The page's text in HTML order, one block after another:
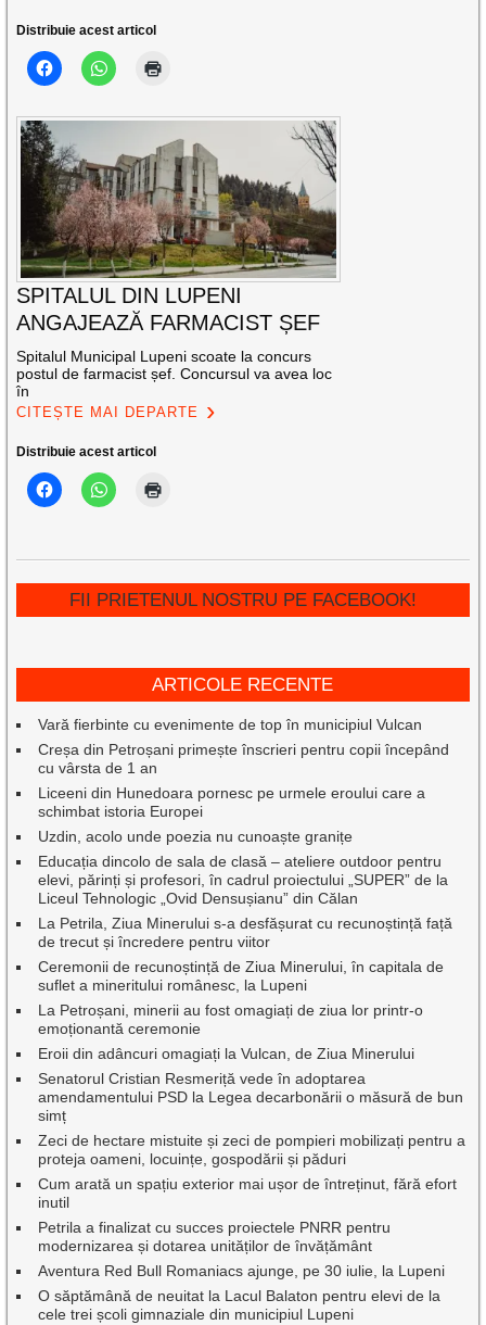
Distribuie acest articol
SPITALUL DIN LUPENI
ANGAJEAZĂ FARMACIST ȘEF
Spitalul Municipal Lupeni scoate la concurs
postul de farmacist șef. Concursul va avea loc
în
CITEȘTE MAI DEPARTE
Distribuie acest articol
FII PRIETENUL NOSTRU PE FACEBOOK!
ARTICOLE RECENTE
Vară fierbinte cu evenimente de top în municipiul Vulcan
Creșa din Petroșani primește înscrieri pentru copii începând
cu vârsta de 1 an
Liceeni din Hunedoara pornesc pe urmele eroului care a
schimbat istoria Europei
Uzdin, acolo unde poezia nu cunoaște granițe
Educația dincolo de sala de clasă – ateliere outdoor pentru
elevi, părinți și profesori, în cadrul proiectului „SUPER” de la
Liceul Tehnologic „Ovid Densușianu” din Călan
La Petrila, Ziua Minerului s-a desfășurat cu recunoștință față
de trecut și încredere pentru viitor
Ceremonii de recunoștință de Ziua Minerului, în capitala de
suflet a mineritului românesc, la Lupeni
La Petroșani, minerii au fost omagiați de ziua lor printr-o
emoționantă ceremonie
Eroii din adâncuri omagiați la Vulcan, de Ziua Minerului
Senatorul Cristian Resmeriță vede în adoptarea
amendamentului PSD la Legea decarbonării o măsură de bun
simț
Zeci de hectare mistuite și zeci de pompieri mobilizați pentru a
proteja oameni, locuințe, gospodării și păduri
Cum arată un spațiu exterior mai ușor de întreținut, fără efort
inutil
Petrila a finalizat cu succes proiectele PNRR pentru
modernizarea și dotarea unităților de învățământ
Aventura Red Bull Romaniacs ajunge, pe 30 iulie, la Lupeni
O săptămână de neuitat la Lacul Balaton pentru elevi de la
cele trei școli gimnaziale din municipiul Lupeni